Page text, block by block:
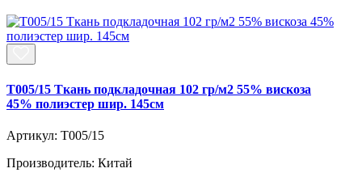
T005/15 Ткань подкладочная 102 гр/м2 55% вискоза
45% полиэстер шир. 145см
Артикул: T005/15
Производитель: Китай